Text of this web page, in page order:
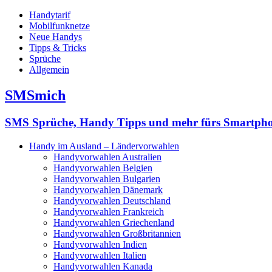
Handytarif
Mobilfunknetze
Neue Handys
Tipps & Tricks
Sprüche
Allgemein
SMSmich
SMS Sprüche, Handy Tipps und mehr fürs
Handy im Ausland – Ländervorwahlen
Handyvorwahlen Australien
Handyvorwahlen Belgien
Handyvorwahlen Bulgarien
Handyvorwahlen Dänemark
Handyvorwahlen Deutschland
Handyvorwahlen Frankreich
Handyvorwahlen Griechenland
Handyvorwahlen Großbritannien
Handyvorwahlen Indien
Handyvorwahlen Italien
Handyvorwahlen Kanada